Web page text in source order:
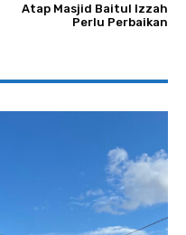
Atap Masjid Baitul Izzah
Perlu Perbaikan